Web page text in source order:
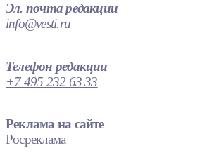
Эл. почта редакции
info@vesti.ru
Телефон редакции
+7 495 232 63 33
Реклама на сайте
Росреклама